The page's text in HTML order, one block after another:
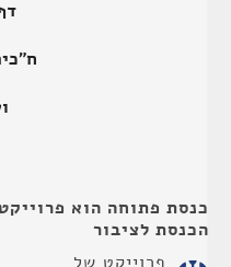
כנסת פתוחה הוא
הכנסת לציבור